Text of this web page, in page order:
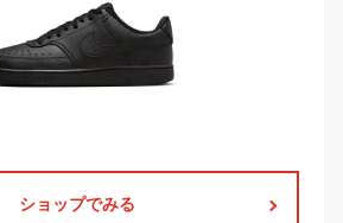
ショップでみる